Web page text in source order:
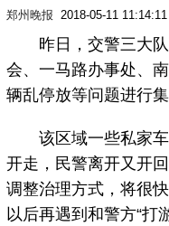
郑州晚报 2018-05-11 11:14:11
昨日，交警三大队
会、一马路办事处、
辆乱停放等问题进行集
该区域一些私家车
开走，民警离开又开
调整治理方式，将很
以后再遇到和警方“打